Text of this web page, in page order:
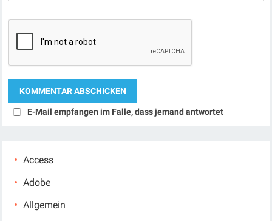
E-Mail empfangen im Falle, dass jemand antwortet
Access
Adobe
Allgemein